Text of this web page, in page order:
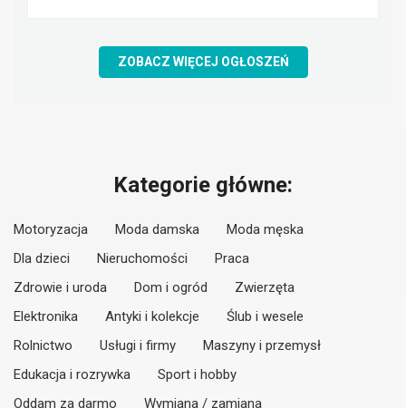
ZOBACZ WIĘCEJ OGŁOSZEŃ
Kategorie główne:
Motoryzacja Moda damska
Moda męska
Dla dzieci
Nieruchomości
Praca
Zdrowie i uroda
Dom i ogród
Zwierzęta
Elektronika
Antyki i kolekcje
Ślub i wesele
Rolnictwo
Usługi i firmy
Maszyny i przemysł
Edukacja i rozrywka
Sport i hobby
Oddam za darmo
Wymiana / zamiana